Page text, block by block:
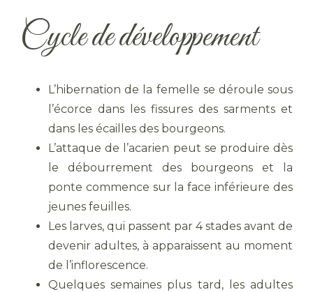
Cycle de développement
L’hibernation de la femelle se déroule sous
l’écorce dans les fissures des sarments et
dans les écailles des bourgeons.
L’attaque de l’acarien peut se produire dès
le débourrement des bourgeons et la
ponte commence sur la face inférieure des
jeunes feuilles.
Les larves, qui passent par 4 stades avant de
devenir adultes, à apparaissent au moment
de l’inflorescence.
Quelques semaines plus tard, les adultes